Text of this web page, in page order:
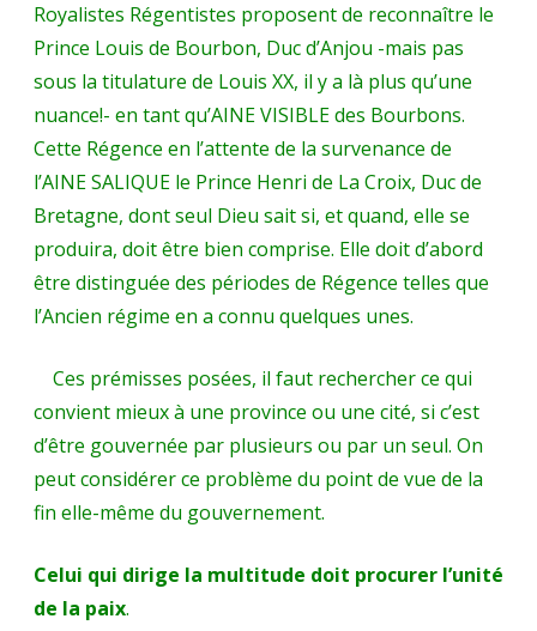
Royalistes Régentistes proposent de reconnaître le
Prince Louis de Bourbon, Duc d’Anjou -mais pas
sous la titulature de Louis XX, il y a là plus qu’une
nuance!- en tant qu’AINE VISIBLE des Bourbons.
Cette Régence en l’attente de la survenance de
l’AINE SALIQUE le Prince Henri de La Croix, Duc de
Bretagne, dont seul Dieu sait si, et quand, elle se
produira, doit être bien comprise. Elle doit d’abord
être distinguée des périodes de Régence telles que
l’Ancien régime en a connu quelques unes.
Ces prémisses posées, il faut rechercher ce qui
convient mieux à une province ou une cité, si c’est
d’être gouvernée par plusieurs ou par un seul. On
peut considérer ce problème du point de vue de la
fin elle-même du gouvernement.
Celui qui dirige la multitude doit procurer l’unité
de la paix.